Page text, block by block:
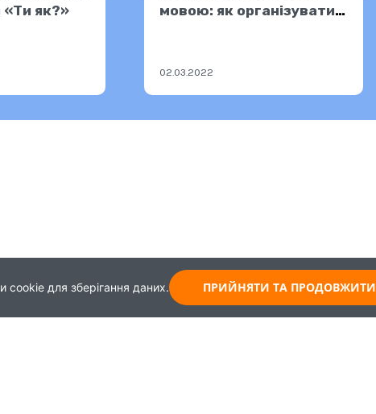
«Ти як?»
мовою: як організувати
02.03.2022
cookie для зберігання даних. ПРИЙНЯТИ ТА ПРОДОВЖИТИ